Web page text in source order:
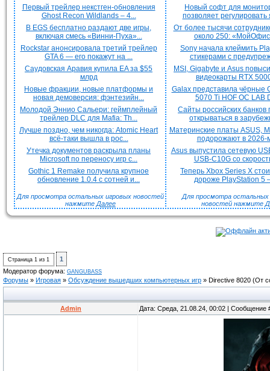
Первый трейлер некстген-обновления
Ghost Recon Wildlands – 4...
В EGS бесплатно раздают две игры,
включая смесь «Винни-Пуха»...
Rockstar анонсировала третий трейлер
GTA 6 — его покажут на ...
Саудовская Аравия купила EA за $55
млрд
Новые фракции, новые платформы и
новая демоверсия: фэнтезийн...
Молодой Эннио Сальери: геймплейный
трейлер DLC для Mafia: Th...
Лучше поздно, чем никогда: Atomic Heart
всё-таки вышла в рос...
Утечка документов раскрыла планы
Microsoft по переносу игр с...
Gothic 1 Remake получила крупное
обновление 1.0.4 с сотней и...
Для просмотра остальных игровых новостей
нажмите Далее
Новый софт для
позволяет регулировать
От более тысячи
около 250:
Sony начала клеймить
стикерами с
MSI, Gigabyte и Asus
видеокарты RTX
Galax представила чёрные
5070 Ti HOF OC LAB
Сайты российских банков
открываться в
Материнские платы ASUS,
подорожают в
Asus выпустила сетевую
USB-C10G со
Теперь Xbox Series X
дороже PlayStation 5
Для просмотра остальных
новостей нажмите
Страница 1 из 1
1
Модератор форума: GANGUBASS
Форумы » Игровая » Обсуждение вышедших компьютерных игр » Directive 8020 (От
Admin Дата: Среда, 21.08.24, 00:02 | Сообщение